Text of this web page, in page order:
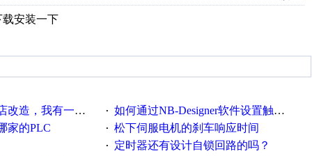
载安装一下
，我有一剂良方 · 如何通过NB-Designer软件设置触摸屏元件操作密码？
家的PLC
· 松下伺服电机的刹车响应时间
·
定时器还有设计自锁回路的吗？